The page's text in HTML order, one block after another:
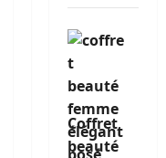
Coffret
beauté